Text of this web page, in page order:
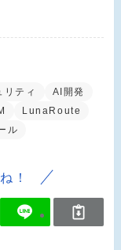
リティ
AI開発
LunaRoute
ル
！